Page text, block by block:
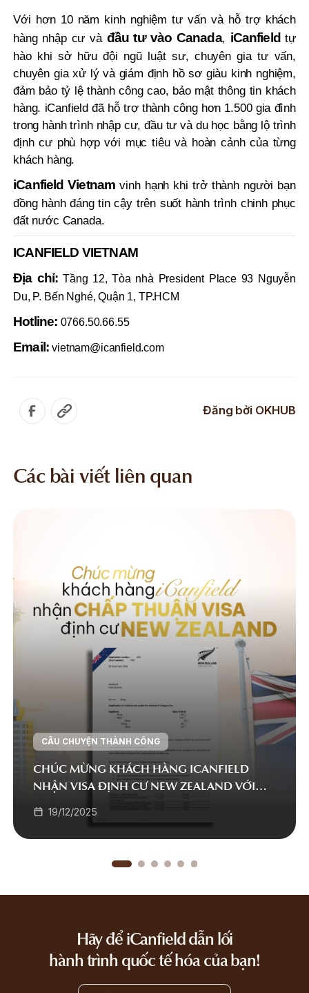
Với hơn 10 năm kinh nghiệm tư vấn và hỗ trợ khách
hàng nhập cư và đầu tư vào Canada, iCanfieldtự
hào khi sở hữu đội ngũ luật sư, chuyên gia tư vấn,
chuyên gia xử lý và giám định hồ sơ giàu kinh nghiệm,
đảm bảo tỷ lệ thành công cao, bảo mật thông tin khách
hàng. iCanfield đã hỗ trợ thành công hơn 1.500 gia đình
trong hành trình nhập cư, đầu tư và du học bằng lộ trình
định cư phù hợp với mục tiêu và hoàn cảnh của từng
khách hàng.
iCanfield Vietnam vinh hạnh khi trở thành người bạn
đồng hành đáng tin cậy trên suốt hành trình chinh phục
đất nước Canada.
ICANFIELD VIETNAM
Địa chỉ:Tầng 12, Tòa nhà President Place 93 Nguyễn
Du, P. Bến Nghé, Quận 1, TP.HCM
Hotline: 0766.50.66.55
Email:vietnam@icanfield.com
Đăng bởi OKHUB
Các bài viết liên quan
CÂU CHUYỆN THÀNH CÔNG
CHÚC MỪNG KHÁCH HÀNG ICANFIELD
NHẬN VISA ĐỊNH CƯ NEW ZEALAND VỚI
CHƯƠNG TRÌNH INVESTOR 2 RESIDENT VISA
19/12/2025
Hãy để iCanfield dẫn lối
hành trình quốc tế hóa của bạn!